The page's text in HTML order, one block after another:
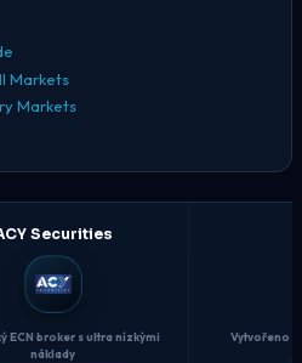
Markets
Markets
Securities
ECN broker s ultra nízkými
náklady
Vytvořeno